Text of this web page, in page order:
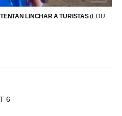
LINCHAR A TURISTAS(EDU
6